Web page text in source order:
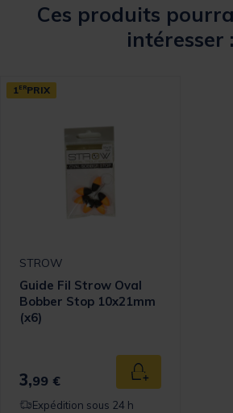
Ces produits
intéresser :
1 ERPRIX
STROW
Guide Fil Strow Oval
Bobber Stop 10x21mm
(x6)
3,99 € Ajouter au panier
Expédition sous 24 h